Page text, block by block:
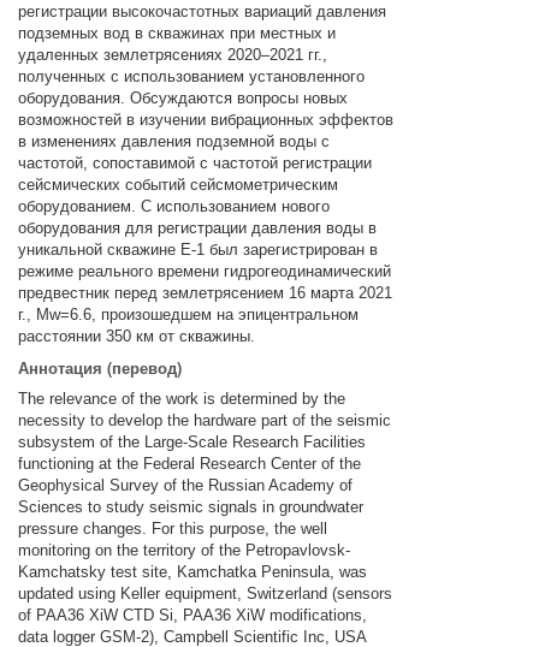
регистрации высокочастотных вариаций давления
подземных вод в скважинах при местных и
удаленных землетрясениях 2020–2021 гг.,
полученных с использованием установленного
оборудования. Обсуждаются вопросы новых
возможностей в изучении вибрационных эффектов
в изменениях давления подземной воды с
частотой, сопоставимой с частотой регистрации
сейсмических событий сейсмометрическим
оборудованием. С использованием нового
оборудования для регистрации давления воды в
уникальной скважине Е-1 был зарегистрирован в
режиме реального времени гидрогеодинамический
предвестник перед землетрясением 16 марта 2021
г., Мw=6.6, произошедшем на эпицентральном
расстоянии 350 км от скважины.
Аннотация (перевод)
The relevance of the work is determined by the
necessity to develop the hardware part of the seismic
subsystem of the Large-Scale Research Facilities
functioning at the Federal Research Center of the
Geophysical Survey of the Russian Academy of
Sciences to study seismic signals in groundwater
pressure changes. For this purpose, the well
monitoring on the territory of the Petropavlovsk-
Kamchatsky test site, Kamchatka Peninsula, was
updated using Keller equipment, Switzerland (sensors
of PAA36 XiW CTD Si, PAA36 XiW modifications,
data logger GSM-2), Campbell Scientific Inc, USA